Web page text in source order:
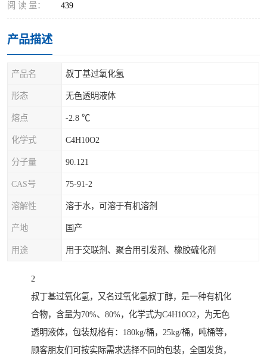
阅 读 量： 439
产品描述
产品名 叔丁基过氧化氢
形态 无色透明液体
熔点 -2.8 ℃
化学式 C4H10O2
分子量 90.121
CAS号 75-91-2
溶解性 溶于水，可溶于有机溶剂
产地 国产
用途 用于交联剂、聚合用引发剂、橡胶硫化剂
2
叔丁基过氧化氢，又名过氧化氢叔丁醇，是一种有机化
合物，含量为70%、80%，化学式为C4H10O2，为无色
透明液体，包装规格有：180kg/桶，25kg/桶，吨桶等，
顾客朋友们可按实际需求选择不同的包装，全国发货，